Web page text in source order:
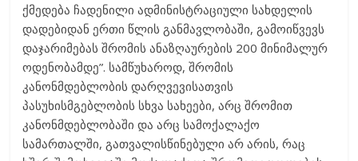
ქმედება ჩადენილი ადმინისტრაციული სახდელის
დადებიდან ერთი წლის განმავლობაში, გამოიწვევს
დაჯარიმებას შრომის ანაზღაურების 200 მინიმალურ
ოდენობამდე”. სამწუხაროდ, შრომის
კანონმდებლობის დარღვევისათვის
პასუხისმგებლობის სხვა სახეები, არც შრომით
კანონმდებლობაში და არც სამოქალაქო
სამართალში, გათვალისწინებული არ არის, რაც